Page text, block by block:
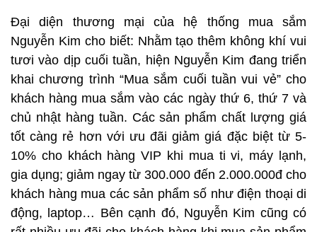
Đại diện thương mại của hệ thống mua sắm
Nguyễn Kim cho biết: Nhằm tạo thêm không khí vui
tươi vào dịp cuối tuần, hiện Nguyễn Kim đang triển
khai chương trình “Mua sắm cuối tuần vui vẻ” cho
khách hàng mua sắm vào các ngày thứ 6, thứ 7 và
chủ nhật hàng tuần. Các sản phẩm chất lượng giá
tốt càng rẻ hơn với ưu đãi giảm giá đặc biệt từ 5-
10% cho khách hàng VIP khi mua ti vi, máy lạnh,
gia dụng; giảm ngay từ 300.000 đến 2.000.000đ cho
khách hàng mua các sản phẩm số như điện thoại di
động, laptop… Bên cạnh đó, Nguyễn Kim cũng có